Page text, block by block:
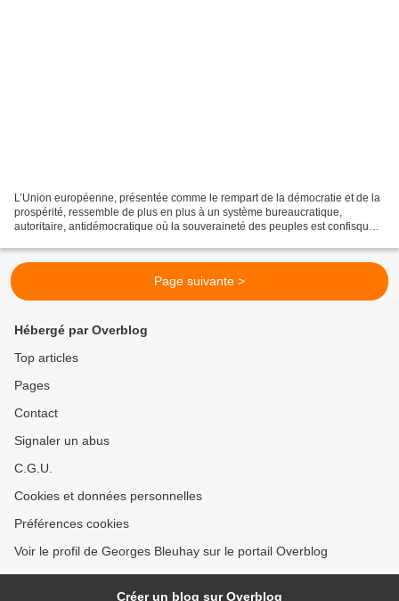
L’Union européenne, présentée comme le rempart de la démocratie et de la
prospérité, ressemble de plus en plus à un système bureaucratique,
autoritaire, antidémocratique où la souveraineté des peuples est confisquée,
Page suivante >
Hébergé par Overblog
Top articles
Pages
Contact
Signaler un abus
C.G.U.
Cookies et données personnelles
Préférences cookies
Voir le profil de Georges Bleuhay sur le portail Overblog
Créer un blog sur Overblog